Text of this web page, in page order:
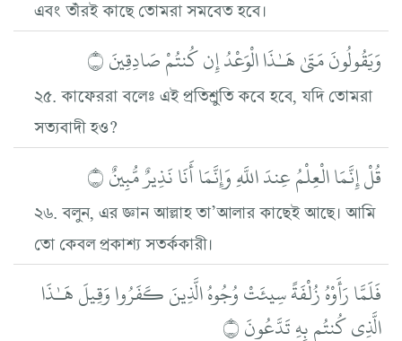
এবং তাঁরই কাছে তোমরা সমবেত হবে।
وَيَقُولُونَ مَتَىٰ هَـٰذَا الْوَعْدُ إِن كُنتُمْ صَادِقِينَ ۝
২৫. কাফেররা বলেঃ এই প্রতিশ্রুতি কবে হবে, যদি তোমরা
সত্যবাদী হও?
قُلْ إِنَّمَا الْعِلْمُ عِندَ اللَّهِ وَإِنَّمَا أَنَا نَذِيرٌ مُّبِينٌ ۝
২৬. বলুন, এর জ্ঞান আল্লাহ তা’আলার কাছেই আছে। আমি
তো কেবল প্রকাশ্য সতর্ককারী।
فَلَمَّا رَأَوْهُ زُلْفَةً سِيئَتْ وُجُوهُ الَّذِينَ كَفَرُوا وَقِيلَ هَـٰذَا
الَّذِي كُنتُم بِهِ تَدَّعُونَ ۝